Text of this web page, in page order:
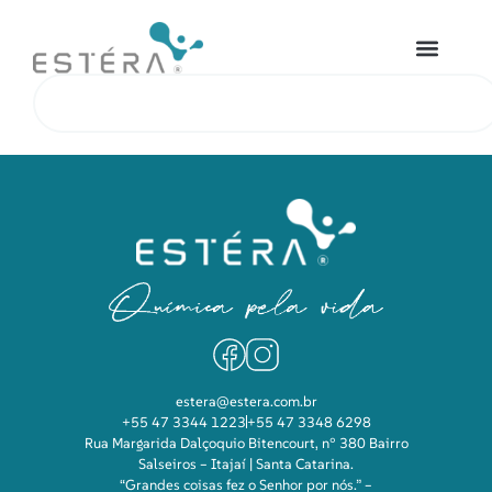
estera@estera.com.br
+55 47 3344 1223+55 47 3348 6298
Rua Margarida Dalçoquio Bitencourt, n° 380 Bairro
Salseiros – Itajaí | Santa Catarina.
“Grandes coisas fez o Senhor por nós.” –